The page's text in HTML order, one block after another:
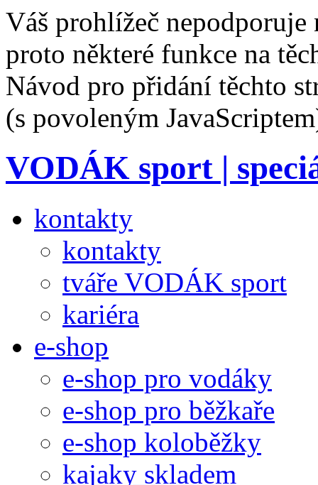
Váš prohlížeč nepodporuje
proto některé funkce na
Návod pro přidání těchto
(s povoleným
VODÁK sport |
kontakty
kontakty
tváře VODÁK sport
kariéra
e-shop
e-shop pro vodáky
e-shop pro běžkaře
e-shop koloběžky
kajaky skladem